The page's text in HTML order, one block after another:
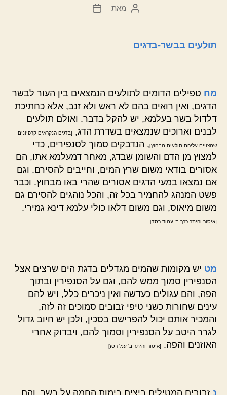
המחבר
מאת
תאריך
תולעים בבשר-בדגים
מח טפילים הדומים לתולעים הנמצאים בין העור לבשר
הדגים, ואין רואים בהם לא ראש ולא זנב, אלא כחתיכת
דלדול בשר בעלמא, יש להקל בדבר. ואולם תולעים
לבנים וארוכים שנמצאים בשדרת הדג,
[בדגים הנקראים קרפיונים
שמצויים עליהם תולעים מבחוץ], הנדבקים סמוך לסנפירים, כדי
למצוץ מן הדם והשומן שבדג, מאחר דמעלמא אתו, הם
אסורים בודאי משום שרץ המים, וחייבים להסירם. וגם
אם נמצאו במעי הדגים אסורים שהרי באו מבחוץ. וכבר
פשט המנהג להחמיר בכל זה, והכל נוהגים להסירם גם
משום מיאוס, וגם משום דלאו כולי עלמא דינא גמירי.
[איסור והיתר כרך ב' עמוד רסד]
מט יש מקומות שהמים מגדלים בדגת הים שרצים אצל
הסנפירין סמוך ממש להם, וגם על הסנפירין ובתוך
הפה, והם עגולים כעדשה ואין ניכרים כלל, ויש להם
עינים שחורות כשני טיפי זבובים סמוכים זה לזה,
והמכיר אותם יכול להפרישם בסכין, ולכן יש חיוב גדול
לגרר היטב על הסנפירין וסמוך להם, ויבדוק אחרי
האוזנים והפה.
[איסור והיתר ב' עמ' רסז]
נ זבובים המטילים ביצים בימות החמה על בשר, והם